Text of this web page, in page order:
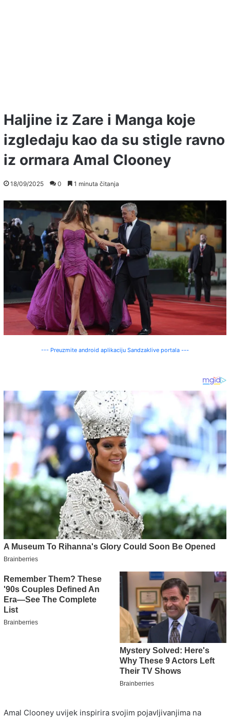
Haljine iz Zare i Manga koje
izgledaju kao da su stigle ravno
iz ormara Amal Clooney
18/09/2025 0 1 minuta čitanja
--- Preuzmite android aplikaciju Sandzaklive portala ---
Amal Clooney uvijek inspirira svojim pojavljivanjima na